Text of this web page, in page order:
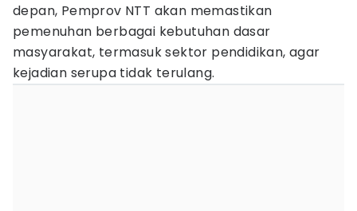
depan, Pemprov NTT akan memastikan
pemenuhan berbagai kebutuhan dasar
masyarakat, termasuk sektor pendidikan, agar
kejadian serupa tidak terulang.